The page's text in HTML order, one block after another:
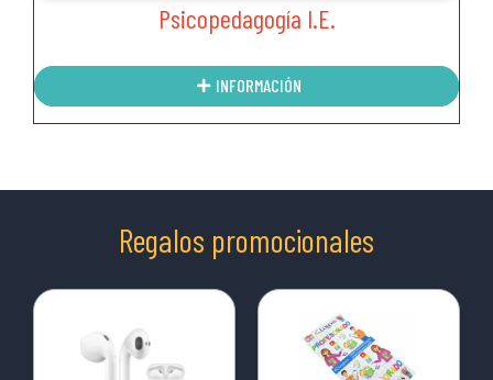
Psicopedagogía I.E.
INFORMACIÓN
Regalos promocionales